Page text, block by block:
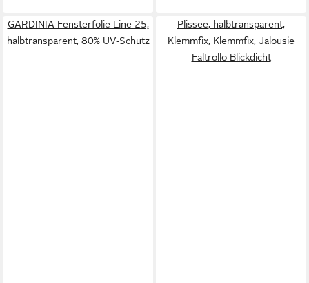
GARDINIA Fensterfolie Line 25,
halbtransparent, 80% UV-Schutz
Plissee, halbtransparent,
Klemmfix, Klemmfix, Jalousie
Faltrollo Blickdicht